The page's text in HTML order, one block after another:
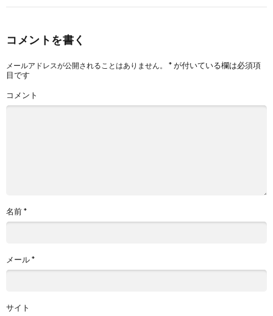
コメントを書く
メールアドレスが公開されることはありません。 *が付いている欄は必須項
目です
コメント
名前*
メール*
サイト